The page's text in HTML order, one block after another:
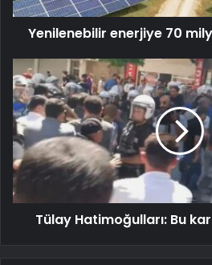
Yenilenebilir enerjiye 70
Tülay Hatimoğulları: Bu